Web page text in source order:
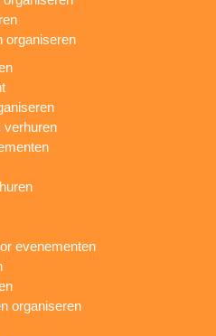
organiseren
verhuren
evenementen
organiseren